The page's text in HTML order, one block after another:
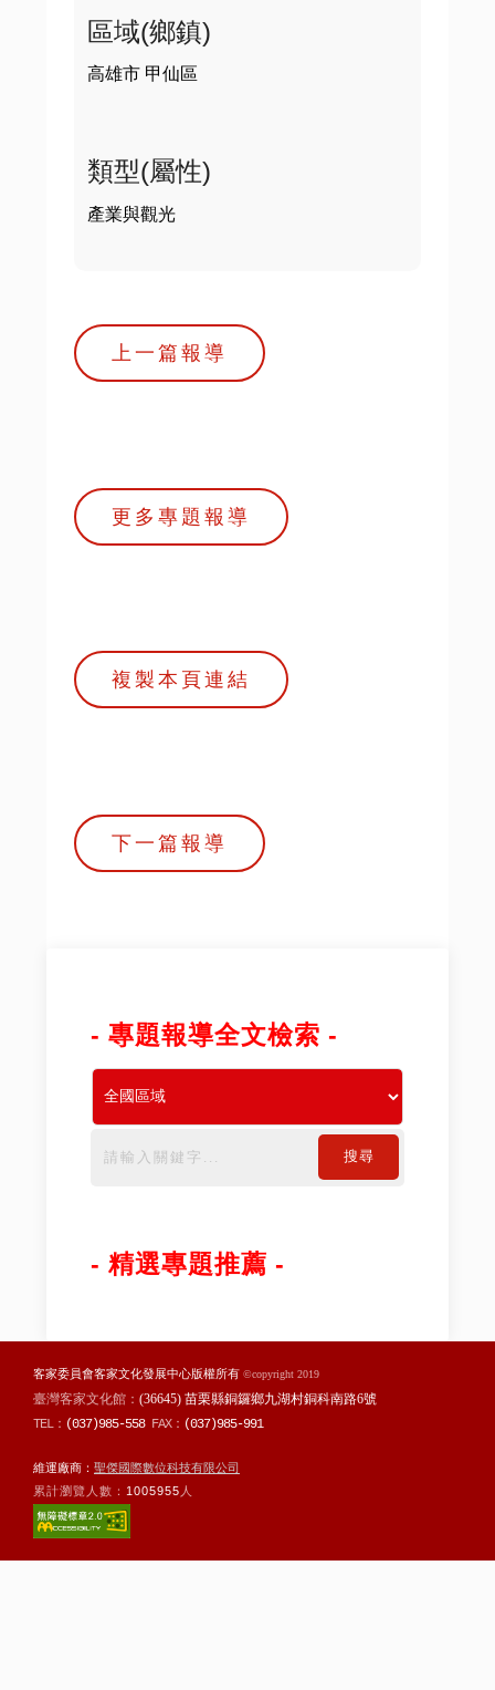
區域(鄉鎮)
高雄市 甲仙區
類型(屬性)
產業與觀光
上一篇報導
更多專題報導
複製本頁連結
下一篇報導
- 專題報導全文檢索 -
搜尋
- 精選專題推薦 -
客家委員會客家文化發展中心版權所有 ©copyright 2019
臺灣客家文化館： (36645) 苗栗縣銅鑼鄉九湖村銅科南路6號
TEL： (037)985-558FAX： (037)985-991
維運廠商： 聖傑國際數位科技有限公司
累計瀏覽人數： 1005955 人